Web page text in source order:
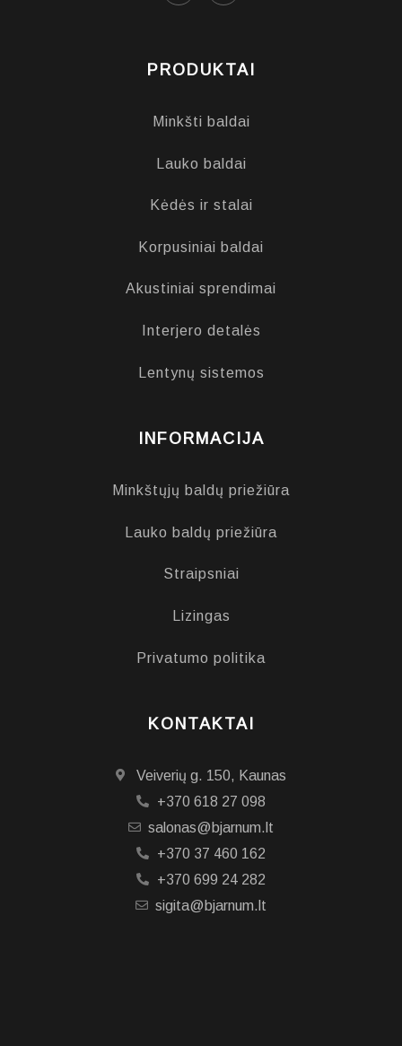
PRODUKTAI
Minkšti baldai
Lauko baldai
Kėdės ir stalai
Korpusiniai baldai
Akustiniai sprendimai
Interjero detalės
Lentynų sistemos
INFORMACIJA
Minkštųjų baldų priežiūra
Lauko baldų priežiūra
Straipsniai
Lizingas
Privatumo politika
KONTAKTAI
Veiverių g. 150, Kaunas
+370 618 27 098
salonas@bjarnum.lt
+370 37 460 162
+370 699 24 282
sigita@bjarnum.lt